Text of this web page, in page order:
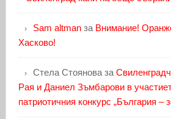
Sam altmanза Внимание!
Хасково!
Стела Стояноваза
Рая и Даниел Зъмбарови в
патриотичния конкурс „България –